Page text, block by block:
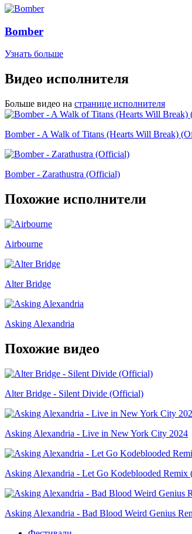
Bomber
Узнать больше
Видео исполнителя
Больше видео на странице исполнителя
Bomber - A Walk of Titans (Hearts Will Break)
Bomber - Zarathustra (Official)
Похожие исполнители
Airbourne
Alter Bridge
Asking Alexandria
Похожие видео
Alter Bridge - Silent Divide (Official)
Asking Alexandria - Live in New York City 2024
Asking Alexandria - Let Go Kodeblooded Remix
Asking Alexandria - Bad Blood Weird Genius